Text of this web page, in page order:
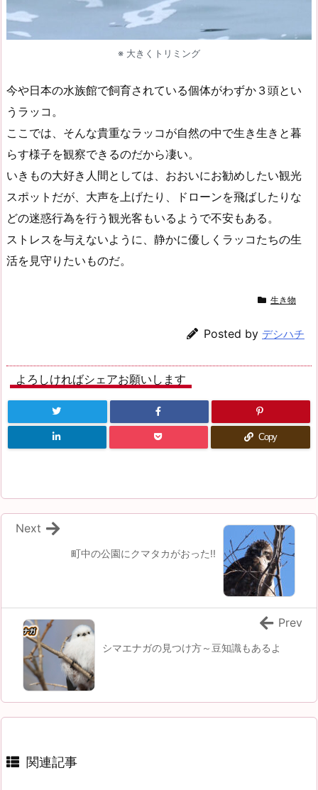
※ 大きくトリミング
今や日本の水族館で飼育されている個体がわずか３頭とい
うラッコ。
ここでは、そんな貴重なラッコが自然の中で生き生きと暮
らす様子を観察できるのだから凄い。
いきもの大好き人間としては、おおいにお勧めしたい観光
スポットだが、大声を上げたり、ドローンを飛ばしたりな
どの迷惑行為を行う観光客もいるようで不安もある。
ストレスを与えないように、静かに優しくラッコたちの生
活を見守りたいものだ。
生き物
Posted by デシハチ
よろしければシェアお願いします
Copy
町中の公園にクマタカがおった!!
Next
シマエナガの見つけ方～豆知識もあるよ
Prev
関連記事